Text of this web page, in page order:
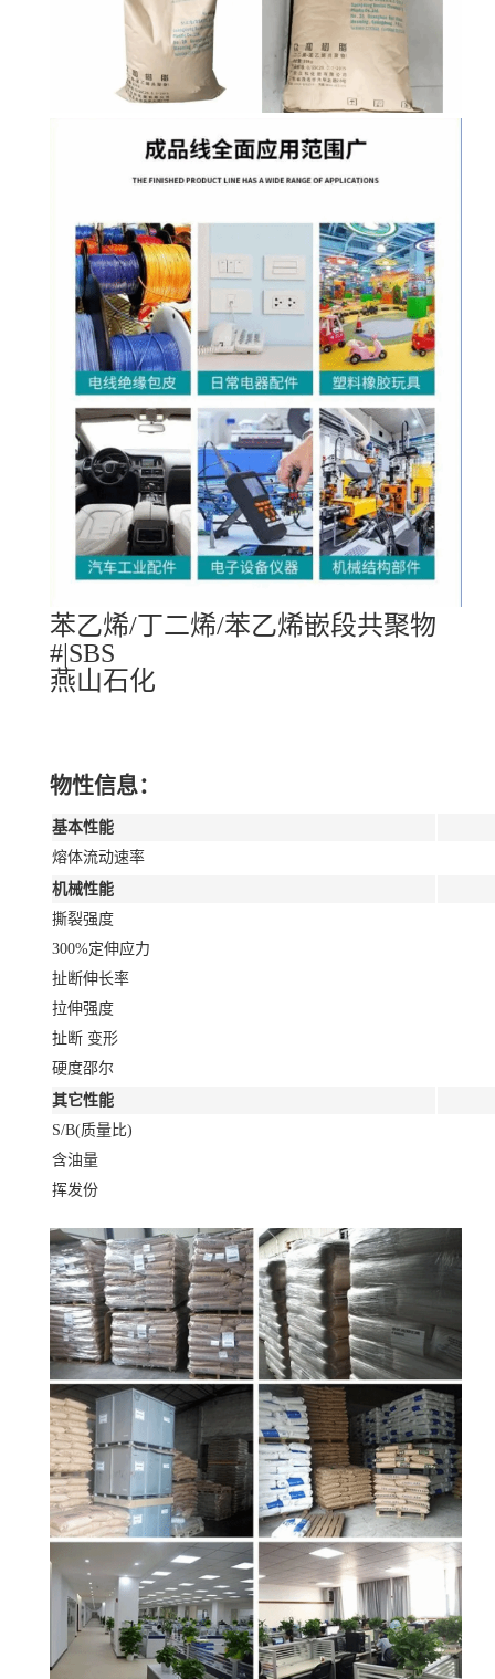
苯乙烯/丁二烯/苯乙烯嵌段共聚物
#|SBS
燕山石化
物性信息：
基本性能
熔体流动速率
机械性能
撕裂强度
300%定伸应力
扯断伸长率
拉伸强度
扯断 变形
硬度邵尔
其它性能
S/B(质量比)
含油量
挥发份